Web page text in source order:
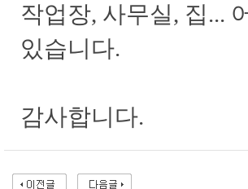
작업장, 사무실, 집...
있습니다.
감사합니다.